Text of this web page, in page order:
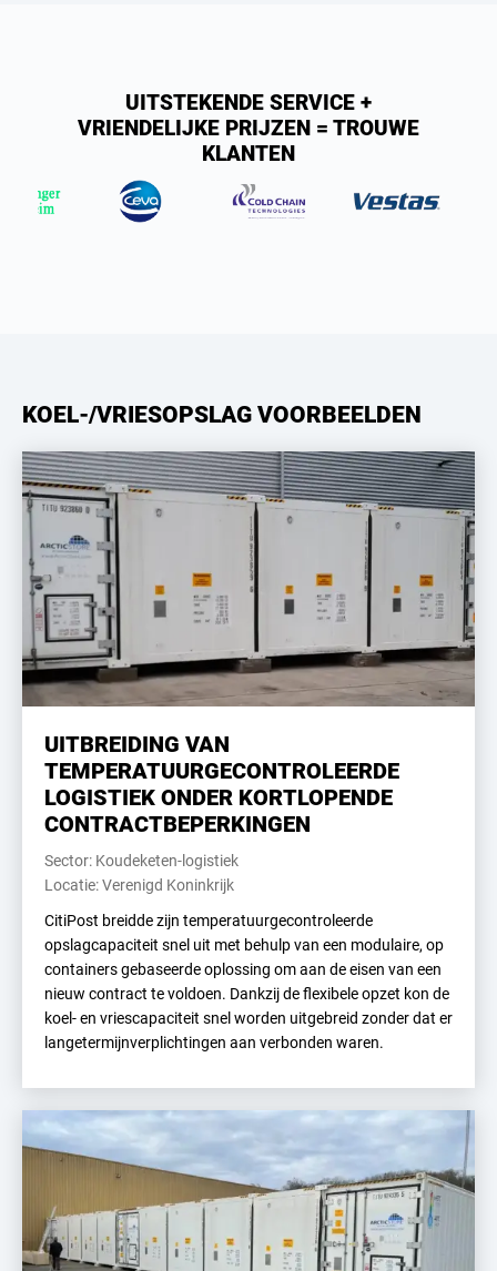
UITSTEKENDE SERVICE +
VRIENDELIJKE PRIJZEN = TROUWE
KLANTEN
KOEL-/VRIESOPSLAG VOORBEELDEN
UITBREIDING VAN
TEMPERATUURGECONTROLEERDE
LOGISTIEK ONDER KORTLOPENDE
CONTRACTBEPERKINGEN
Sector: Koudeketen-logistiek
Locatie: Verenigd Koninkrijk
CitiPost breidde zijn temperatuurgecontroleerde
opslagcapaciteit snel uit met behulp van een modulaire, op
containers gebaseerde oplossing om aan de eisen van een
nieuw contract te voldoen. Dankzij de flexibele opzet kon de
koel- en vriescapaciteit snel worden uitgebreid zonder dat er
langetermijnverplichtingen aan verbonden waren.